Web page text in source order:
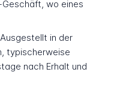
wo eines
Ausgestellt in der
typischerweise
nach Erhalt und